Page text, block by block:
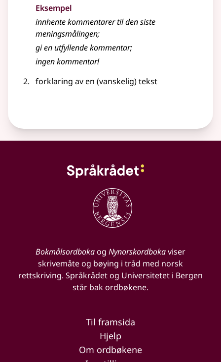
Eksempel
innhentekommentarertil den siste
meningsmålingen;
gi en utfyllendekommentar;
ingenkommentar!
forklaring av en (vanskelig) tekst
Bokmålsordbokaog Nynorskordbokaviser
skrivemåte og bøying i tråd med norsk
rettskriving. Språkrådet og Universitetet i Bergen
står bak ordbøkene.
Til framsida
Hjelp
Om ordbøkene